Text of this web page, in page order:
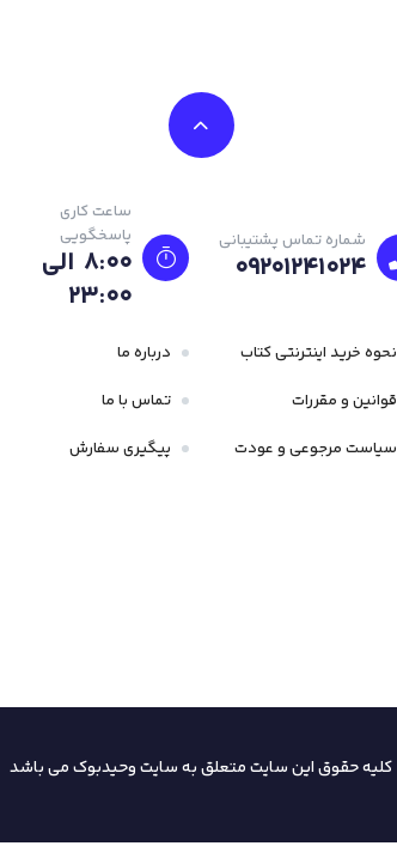
شماره تماس پشتیبانی
09201241024
ساعت کاری
پاسخگویی
8:00 الی
23:۰۰
نحوه خرید اینترنتی کتاب
قوانین و مقررات
سیاست مرجوعی و عودت
درباره ما
تماس با ما
پیگیری سفارش
کلیه حقوق این سایت متعلق به سایت وحیدبوکمی باشد